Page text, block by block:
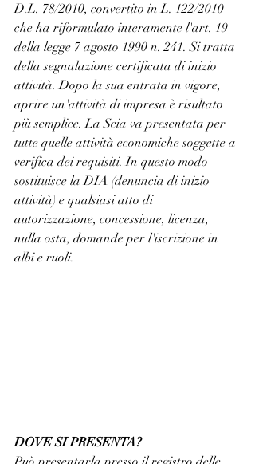
D.L. 78/2010, convertito in L. 122/2010
che ha riformulato interamente l'art. 19
della legge 7 agosto 1990 n. 241. Si tratta
della segnalazione certificata di inizio
attività. Dopo la sua entrata in vigore,
aprire un'attività di impresa è risultato
più semplice. La Scia va presentata per
tutte quelle attività economiche soggette a
verifica dei requisiti. In questo modo
sostituisce la DIA (denuncia di inizio
attività) e qualsiasi atto di
autorizzazione, concessione, licenza,
nulla osta, domande per l'iscrizione in
albi e ruoli.
DOVE SI PRESENTA?